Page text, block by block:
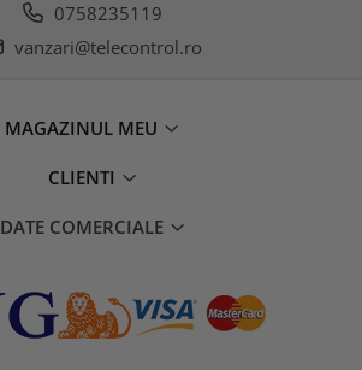
0758235119
vanzari@telecontrol.ro
MAGAZINUL MEU
CLIENTI
DATE COMERCIALE